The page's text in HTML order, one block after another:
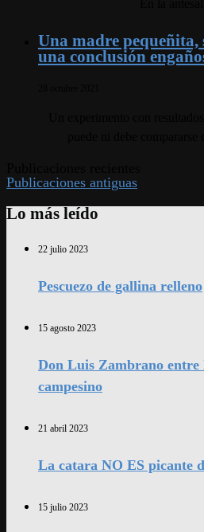
Una madre pequeñita,
una conclusión
Publicaciones antiguas
Lo más leído
22 julio 2023
Pescuezo de gallina relleno
15 agosto 2023
Don Luis Zambrano entre
campesino
21 abril 2023
La catara NO ES picante
15 julio 2023